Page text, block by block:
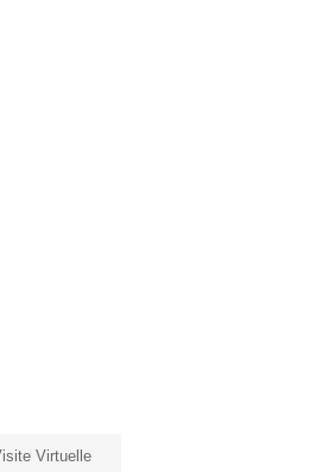
Virtuelle